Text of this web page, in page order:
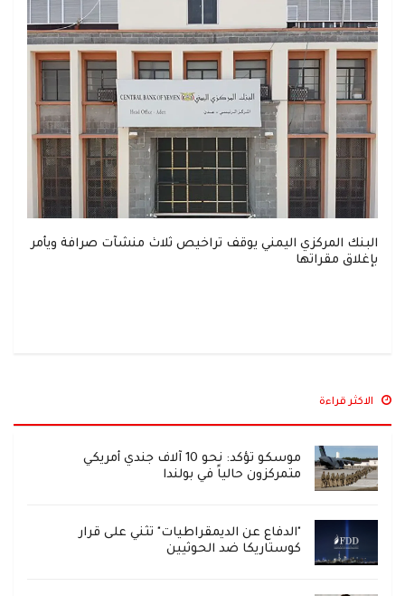
البنك المركزي اليمني يوقف تراخيص ثلاث منشآت صرافة ويأمر
بإغلاق مقراتها
الاكثر قراءة
موسكو تؤكد: نحو 10 آلاف جندي أمريكي
متمركزون حالياً في بولندا
"الدفاع عن الديمقراطيات" تثني على قرار
كوستاريكا ضد الحوثيين